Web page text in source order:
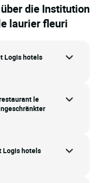
die Institution
laurier fleuri
Logis hotels
le
Logis hotels